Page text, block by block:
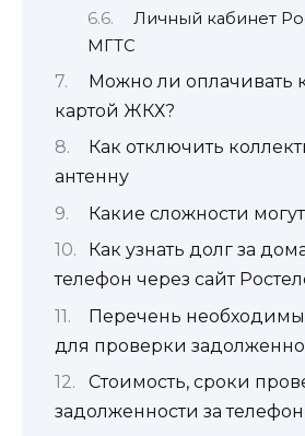
Личный кабинет
МГТС
Можно ли оплачивать
картой ЖКХ?
Как отключить
антенну
Какие сложности
Как узнать долг за
телефон через сайт
Перечень
для проверки
Стоимость, сроки
задолженности за телефон